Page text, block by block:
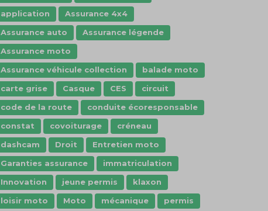
application
Assurance 4x4
Assurance auto
Assurance légende
Assurance moto
Assurance véhicule collection
balade moto
carte grise
Casque CES
circuit
code de la route
conduite écoresponsable
constat
covoiturage
créneau
dashcam
Droit
Entretien moto
Garanties assurance
immatriculation
Innovation
jeune permis
klaxon
loisir moto
Moto mécanique
permis